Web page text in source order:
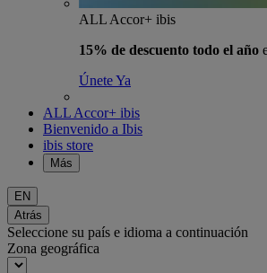
ALL Accor+ ibis
15% de descuento todo el año
Únete Ya
ALL Accor+ ibis
Bienvenido a Ibis
ibis store
Más
EN
Atrás
Seleccione su país e idioma a continuación
Zona geográfica